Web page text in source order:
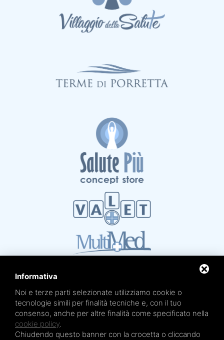
Mare Termale Bolognese e
sono un marchio di
TRE EFFE s.r.l.
Sede legale e amministrativa: Via Irnerio 12/2 - 40126 Bologna - Tel/fax 051.4210046
Informativa
Noi e terze parti selezionate utilizziamo cookie o
tecnologie simili per finalità tecniche e, con il tuo
consenso, anche per altre finalità come specificato nella
cookie policy.
Chiudendo questo banner con la crocetta o cliccando